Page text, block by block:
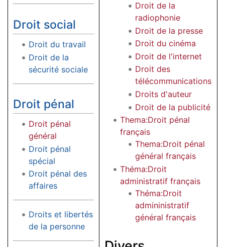
Droit social
Droit du travail
Droit de la
sécurité sociale
Droit pénal
Droit pénal
général
Droit pénal
spécial
Droit pénal des
affaires
Droits et libertés
de la personne
Droit de la
radiophonie
Droit de la presse
Droit du cinéma
Droit de l'internet
Droit des
télécommunications
Droits d'auteur
Droit de la publicité
Thema:Droit pénal
français
Thema:Droit pénal
général français
Théma:Droit
administratif français
Théma:Droit
admininistratif
général français